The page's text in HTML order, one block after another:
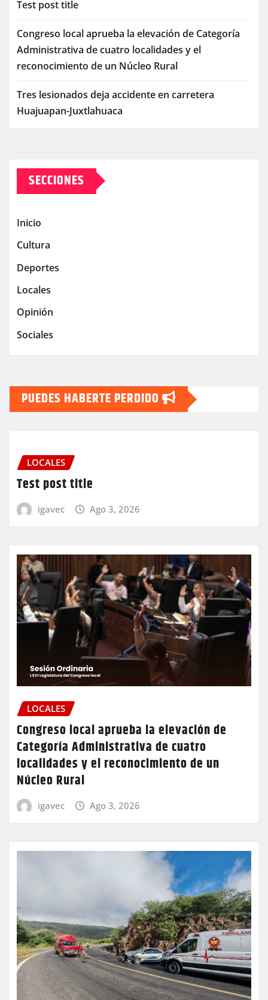
Test post title
Congreso local aprueba la elevación de Categoría
Administrativa de cuatro localidades y el
reconocimiento de un Núcleo Rural
Tres lesionados deja accidente en carretera
Huajuapan-Juxtlahuaca
SECCIONES
Inicio
Cultura
Deportes
Locales
Opinión
Sociales
PUEDES HABERTE PERDIDO
LOCALES
Test post title
igavec Ago 3, 2026
LOCALES
Congreso local aprueba la elevación de
Categoría Administrativa de cuatro
localidades y el reconocimiento de un
Núcleo Rural
igavec Ago 3, 2026